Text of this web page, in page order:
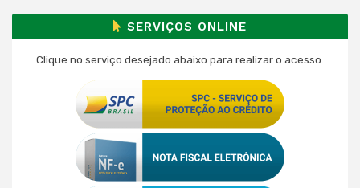
SERVIÇOS ONLINE
Clique no serviço desejado abaixo para realizar o acesso.